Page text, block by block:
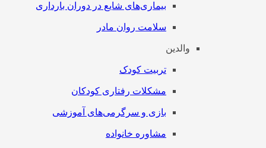
بیماری‌های شایع در دوران بارداری
سلامت روان مادر
والدین
تربیت کودک
مشکلات رفتاری کودکان
بازی و سرگرمی‌های آموزشی
مشاوره خانواده